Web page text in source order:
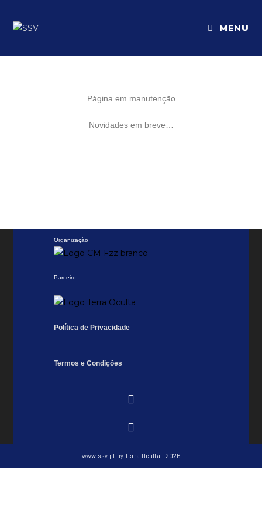
MENU
Página em manutenção
Novidades em breve…
Organização
Parceiro
Política de Privacidade
Termos e Condições
www.ssv.pt by Terra Oculta - 2026